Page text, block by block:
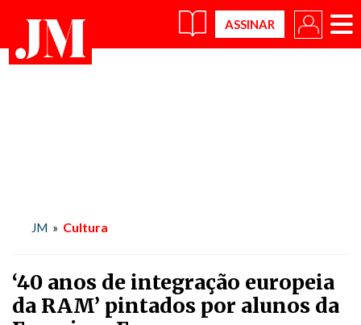
×
JM » Cultura
‘40 anos de integração europeia
da RAM’ pintados por alunos da